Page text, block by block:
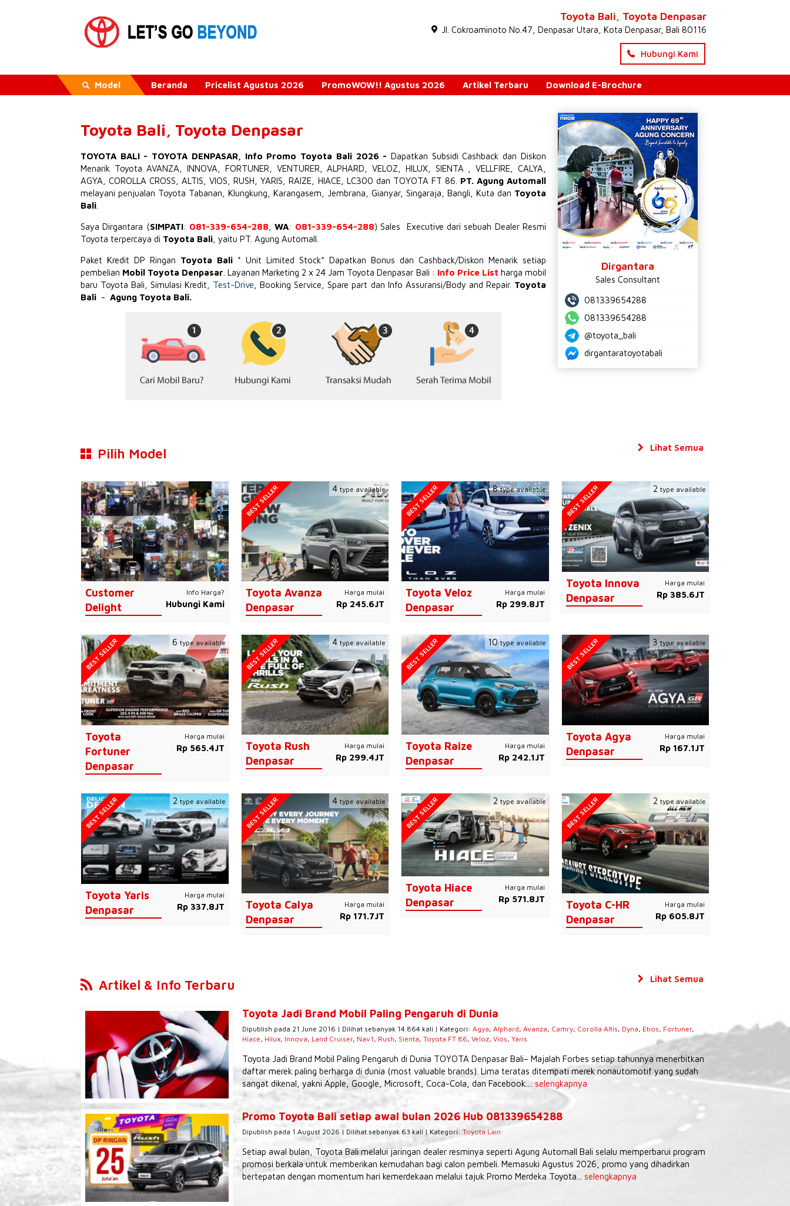
Toyota Bali, Toyota Denpasar
Jl. Cokroaminoto No.47, Denpasar Utara, Kota Denpasar, Bali 80116
Hubungi Kami
Model Beranda Pricelist Agustus 2026 PromoWOW!! Agustus 2026 Artikel Terbaru Download E-Brochure
Toyota Bali, Toyota Denpasar
TOYOTA BALI - TOYOTA DENPASAR, Info Promo Toyota Bali 2026 - Dapatkan Subsidi Cashback dan Diskon
Menarik Toyota AVANZA INNOVA FORTUNER VENTURER ,ALPHARD ,VELOZ HILUX, SIENTA ,VELLFIRE CALYA
AGYA ,COROLLA CROSS ,ALTIS ,VIOS ,RUSH ,YARIS ,RAIZE HIACE, LC300 dan TOYOTA FT 86 PT. Agung Automall
melayani penjualan Toyota Tabanan, Klungkung, Karangasem, Jembrana, Gianyar, Singaraja, Bangli, Kuta dan Toyota
Bali
Saya Dirgantara (SIMPATI: 081-339-654-288 ,WA: 081-339-654-288) Sales Executive dari sebuah Dealer Resmi
Toyota terpercaya di Toyota Bali , yaitu PT. Agung Automall.
Paket Kredit DP Ringan Toyota Bali * Unit Limited Stock* Dapatkan Bonus dan Cashback/Diskon Menarik setiap
pembelian Mobil Toyota Denpasar . Layanan Marketing 2 x 24 Jam Toyota Denpasar Bali : Info Price List harga mobil
baru Toyota Bali, Simulasi Kredit, Test-Drive , Booking Service, Spare part dan Info Assuransi/Body and Repair. Toyota
Bali - Agung Toyota Bali.
Dirgantara
Sales Consultant
081339654288
081339654288
@toyota_bali
dirgantaratoyotabali
Pilih Model
Customer
Delight
Info Harga?
Hubungi Kami
Toyota Avanza
Denpasar
Harga mulai
Rp 245.6JT
BEST SELLER 4 type available
Toyota Veloz
Denpasar
Harga mulai
Rp 299.8JT
BEST SELLER 8type available
Toyota Innova
Denpasar
Harga mulai
Rp 385.6JT
BEST SELLER 2 type available
Toyota
Fortuner
Denpasar
Harga mulai
Rp 565.4JT
BEST SELLER 6 type available
Toyota Rush
Denpasar
Harga mulai
Rp 299.4JT
BEST SELLER 4 type available
Toyota Raize
Denpasar
Harga mulai
Rp 242.1JT
BEST SELLER 10type available
Toyota Agya
Denpasar
Harga mulai
Rp 167.1JT
BEST SELLER 3type available
Toyota Yaris
Denpasar
Harga mulai
Rp 337.8JT
BEST SELLER 2type available
Toyota Calya
Denpasar
Harga mulai
Rp 171.7JT
BEST SELLER 4 type available
Toyota Hiace
Denpasar
Harga mulai
Rp 571.8JT
BEST SELLER 2 type available
Toyota C-HR
Denpasar
Harga mulai
Rp 605.8JT
BEST SELLER 2 type available
Lihat Semua
Artikel & Info Terbaru
Toyota Jadi Brand Mobil Paling Pengaruh di Dunia
Dipublish pada 21 June 2016 | Dilihat sebanyak 14.864 kali | Kategori: Agya, Alphard, Avanza, Camry, Corolla Altis, Dyna, Etios, Fortuner,
Hiace, Hilux, Innova, Land Cruiser, Nav1 , Rush, Sienta, Toyota FT 86, Veloz, Vios, Yaris
Toyota Jadi Brand Mobil Paling Pengaruh di Dunia TOYOTA Denpasar Bali– Majalah Forbes setiap tahunnya menerbitkan
daftar merek paling berharga di dunia (most valuable brands). Lima teratas ditempati merek nonautomotif yang sudah
sangat dikenal, yakni Apple, Google, Microsoft, Coca-Cola, dan Facebook....selengkapnya
Promo Toyota Bali setiap awal bulan 2026 Hub 081339654288
Dipublish pada 1 August 2026 | Dilihat sebanyak 63 kali | Kategori: Toyota Lain
Setiap awal bulan, Toyota Bali melalui jaringan dealer resminya seperti Agung Automall Bali selalu memperbarui program
promosi berkala untuk memberikan kemudahan bagi calon pembeli. Memasuki Agustus 2026, promo yang dihadirkan
bertepatan dengan momentum hari kemerdekaan melalui tajuk Promo Merdeka Toyota... selengkapnya
Lihat Semua